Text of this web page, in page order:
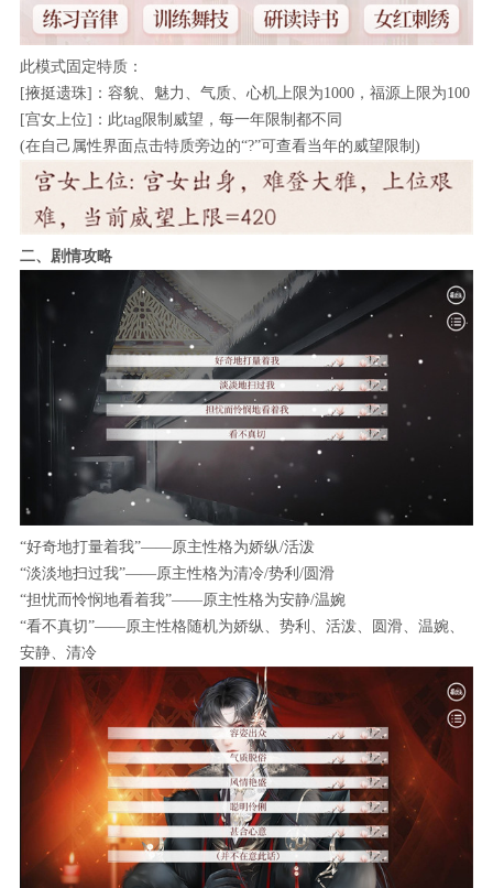
此模式固定特质：
[掖挺遗珠]：容貌、魅力、气质、心机上限为1000，福源上限为100
[宫女上位]：此tag限制威望，每一年限制都不同
(在自己属性界面点击特质旁边的“?”可查看当年的威望限制)
二、剧情攻略
“好奇地打量着我”——原主性格为娇纵/活泼
“淡淡地扫过我”——原主性格为清冷/势利/圆滑
“担忧而怜悯地看着我”——原主性格为安静/温婉
“看不真切”——原主性格随机为娇纵、势利、活泼、圆滑、温婉、
安静、清冷